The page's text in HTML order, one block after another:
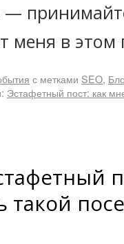
меня в этом
с метками SEO,
Эстафетный пост: как
такой